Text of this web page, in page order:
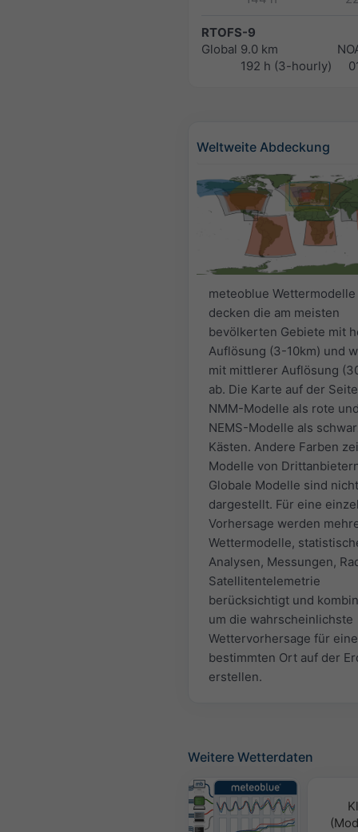
RTOFS-9
Global 9.0 km
192 h (3-hourly)
Weltweite Abdeckung
meteoblue Wettermodelle
decken die am meisten
bevölkerten Gebiete mit
Auflösung (3-10km) und
mit mittlerer Auflösung
ab. Die Karte auf der
NMM-Modelle als rote
NEMS-Modelle als
Kästen. Andere Farben
Modelle von
Globale Modelle sind nicht
dargestellt. Für eine
Vorhersage werden
Wettermodelle,
Analysen, Messungen,
Satellitentelemetrie
berücksichtigt und
um die wahrscheinlichste
Wettervorhersage für
bestimmten Ort auf der
erstellen.
Weitere Wetterdaten